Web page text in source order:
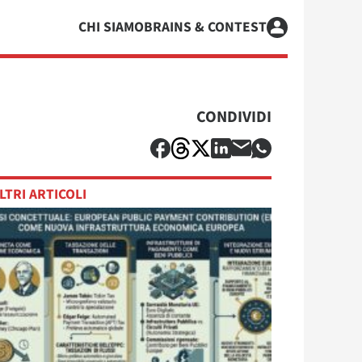
CHI SIAMOBRAINS & CONTEST
CONDIVIDI
ARTICOLI